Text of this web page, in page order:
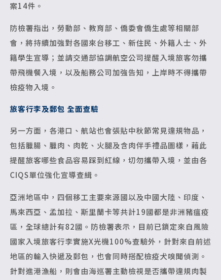
案14件。
防檢署指出，勞動部、教育部、僑委會僑生處等相關部
會，將持續加強對各國來台移工、新住民、外籍人士、外
籍學生宣導；並請交通部協調航空公司提醒入境旅客勿攜
帶飛機餐入境，以及船務公司加強告知，上岸時不得攜帶
檢疫物入境。
旅客行李及郵包 全面查驗
另一方面，各港口、航站也會張貼中秋節常見違規物品，
包括臘腸、臘肉、肉乾、火腿及含肉伴手禮品圖樣，藉此
提醒旅客哪些食品容易踩到紅線，切勿攜帶入境，並由各
CIQS單位強化宣導查緝。
亞洲地區中，四個移工主要來源國以及中國大陸、印度、
馬來西亞、孟加拉、斯里蘭卡等共計19國都是非洲豬瘟疫
區，全球總計有82國。防檢署表示，目前已鎖定來自風險
國家入境旅客行李實施X光機100%查驗外，針對來自前述
地區的輸入快遞及郵包，也會同時搭配檢疫犬嗅聞偵測。
針對進港漁船，則會由海巡署主動檢視是否攜帶違規肉製